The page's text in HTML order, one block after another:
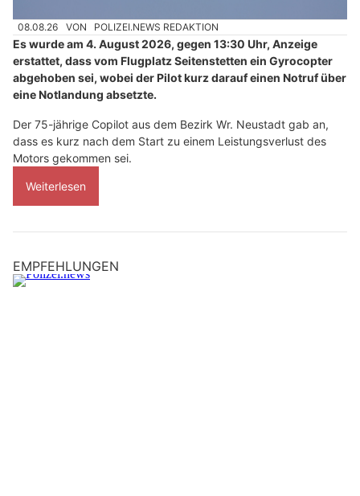
08.08.26 VON POLIZEI.NEWS REDAKTION
Es wurde am 4. August 2026, gegen 13:30 Uhr, Anzeige
erstattet, dass vom Flugplatz Seitenstetten ein Gyrocopter
abgehoben sei, wobei der Pilot kurz darauf einen Notruf über
eine Notlandung absetzte.
Der 75-jährige Copilot aus dem Bezirk Wr. Neustadt gab an,
dass es kurz nach dem Start zu einem Leistungsverlust des
Motors gekommen sei.
Weiterlesen
EMPFEHLUNGEN